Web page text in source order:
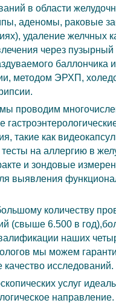
в области
аденомы, раковые
удаление желчных
через пузырный
баллончика
методом ЭРХП,
мы проводим
такие как
на аллергию в
и зондовые
выявления
количеству
(свыше 6.500 в
наших
мы можем
исследований.
услуг